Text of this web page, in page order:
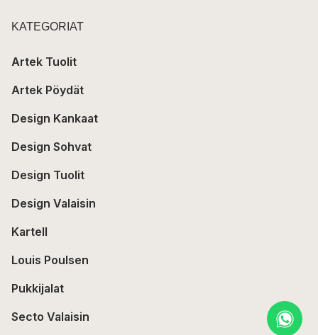
KATEGORIAT
Artek Tuolit
Artek Pöydät
Design Kankaat
Design Sohvat
Design Tuolit
Design Valaisin
Kartell
Louis Poulsen
Pukkijalat
Secto Valaisin